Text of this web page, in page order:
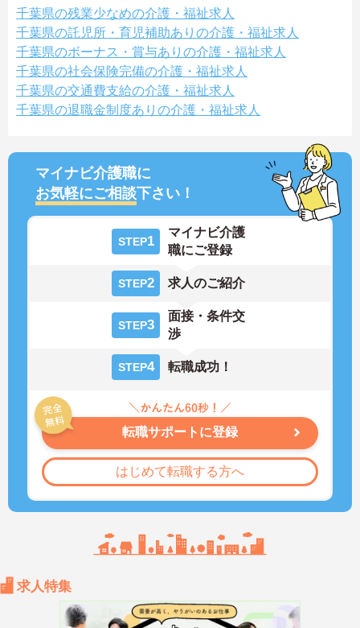
千葉県の残業少なめの介護・福祉求人
千葉県の託児所・育児補助ありの介護・福祉求人
千葉県のボーナス・賞与ありの介護・福祉求人
千葉県の社会保険完備の介護・福祉求人
千葉県の交通費支給の介護・福祉求人
千葉県の退職金制度ありの介護・福祉求人
マイナビ介護職に
お気軽にご相談下さい！
STEP1
マイナビ介護
職にご登録
STEP2 求人のご紹介
STEP3
面接・条件交
渉
STEP4 転職成功！
転職サポートに登録
はじめて転職する方へ
求人特集